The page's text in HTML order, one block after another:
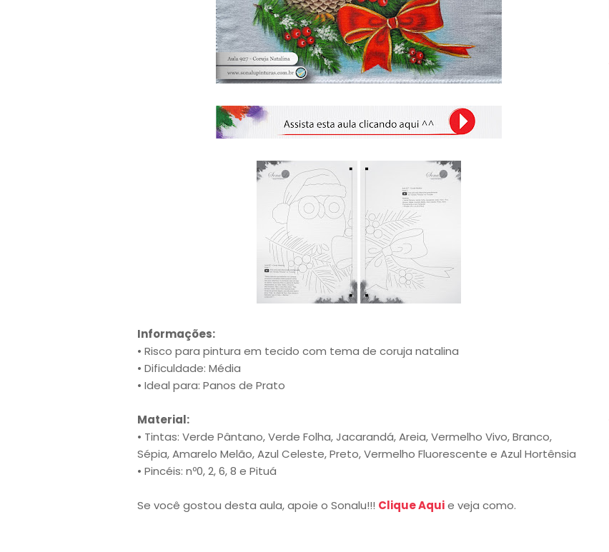
Informações:
• Risco para pintura em tecido com tema de coruja natalina
• Dificuldade: Média
• Ideal para: Panos de Prato
Material:
• Tintas: Verde Pântano, Verde Folha, Jacarandá, Areia, Vermelho Vivo, Branco,
Sépia, Amarelo Melão, Azul Celeste, Preto, Vermelho Fluorescente e Azul Hortênsia
• Pincéis: nº0, 2, 6, 8 e Pituá
Se você gostou desta aula, apoie o Sonalu!!! Clique Aquie veja como.